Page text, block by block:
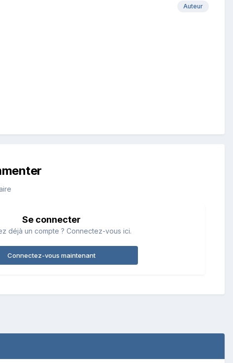
Auteur
Se connecter
déjà un compte ? Connectez-vous ici.
Connectez-vous maintenant